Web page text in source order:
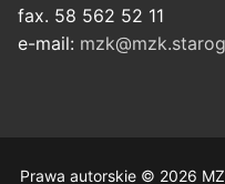
fax. 58 562 52 11
e-mail:
Prawa autorskie © 2026